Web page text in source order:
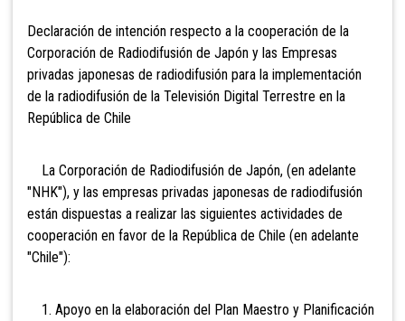
Declaración de intención respecto a la cooperación de la
Corporación de Radiodifusión de Japón y las Empresas
privadas japonesas de radiodifusión para la implementación
de la radiodifusión de la Televisión Digital Terrestre en la
República de Chile
La Corporación de Radiodifusión de Japón, (en adelante
"NHK"), y las empresas privadas japonesas de radiodifusión
están dispuestas a realizar las siguientes actividades de
cooperación en favor de la República de Chile (en adelante
"Chile"):
1. Apoyo en la elaboración del Plan Maestro y Planificación